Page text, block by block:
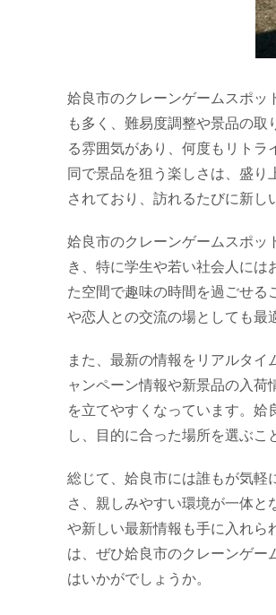
姶良市のクレーンゲームスポッ
も多く、難易度調整や景品の
る雰囲気があり、何度もリト
同で景品を狙う楽しさは、盛り
されており、訪れるたびに新し
姶良市のクレーンゲームスポッ
き、特に学生や若い社会人に
た空間で趣味の時間を過ごせる
や恋人との交流の場としても最
また、最新の情報をリアルタ
ャンペーン情報や新景品の入
を立てやすくなっています。
し、目的に合った場所を選ぶこ
総じて、姶良市には誰もが気軽
さ、親しみやすい環境が一体
や新しい最新情報も手に入れら
は、ぜひ姶良市のクレーンゲー
はいかがでしょうか。